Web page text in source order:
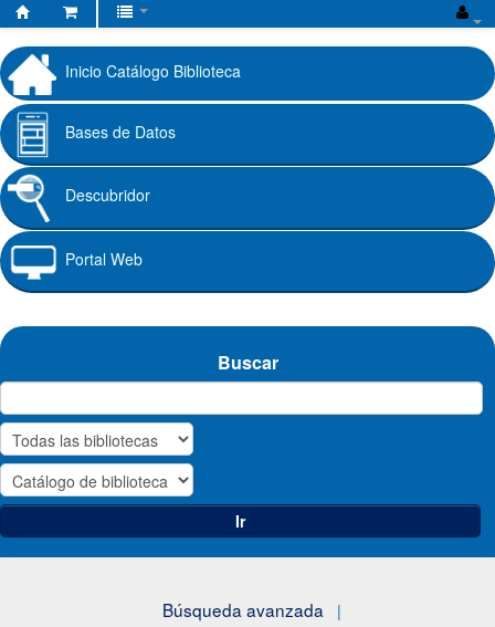
Fundación
Universitaria
Cafam
Inicio Catálogo Biblioteca
Bases de Datos
Descubridor
Portal Web
Buscar
Ir
Búsqueda avanzada